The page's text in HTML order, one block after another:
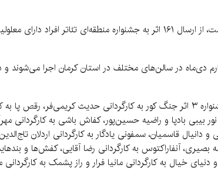
از تاریخ یکم تا چهارم دی‌ماه در سالن‌های مختلف در استان کرمان
مدیرکل بهزیستی کرمان اذعان داشت: از ۱۵ اثر راه‌یافته به مرحله نهایی جشنواره ۳ اثر جنگ کور به
بیبی بادپا و راضیه حسین‌پور، کفاش باشی به کارگردانی
به کارگردانی علیرضا ترابی و دانیال قاسمیان، سمفونی یادگار به
نامرئی به کارگردانی فهیمه بصیری، آنفاراکتوس به کارگردانی رضا آقایی،
دنیای خیال به کارگردانی مانیا فرار و راز پشمک به